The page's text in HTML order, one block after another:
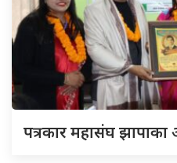
पत्रकार महासंघ झापाका